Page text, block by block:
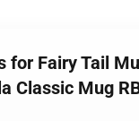
for Fairy Tail
Classic Mug